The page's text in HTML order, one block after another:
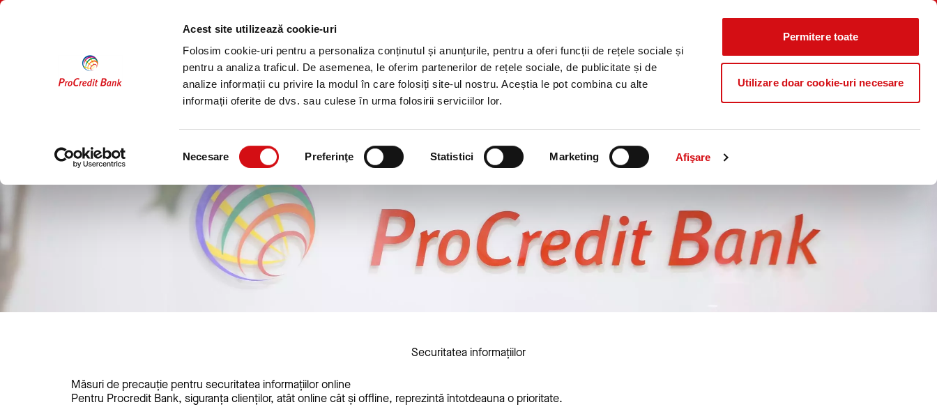
Acest site utilizează cookie-uri
Folosim cookie-uri pentru a personaliza conținutul și anunțurile, pentru a oferi funcții de rețele sociale și
pentru a analiza traficul. De asemenea, le oferim partenerilor de rețele sociale, de publicitate și de
analize informații cu privire la modul în care folosiți site-ul nostru. Aceștia le pot combina cu alte
informații oferite de dvs. sau culese în urma folosirii serviciilor lor.
consimțământului
Necesare Preferinţe Statistici Marketing Afişare
Permitere toate
Utilizare doar cookie-uri necesare
Sari
Economisire Banking Digital
ProB@nking Plus
Securitatea informațiilor
Măsuri de precauție pentru securitatea informațiilor online
Pentru Procredit Bank, siguranța clienților, atât online cât și offline, reprezintă întotdeauna o prioritate.